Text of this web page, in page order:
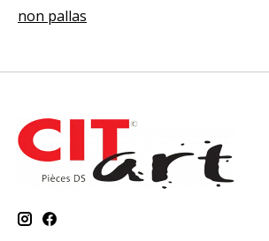
non pallas